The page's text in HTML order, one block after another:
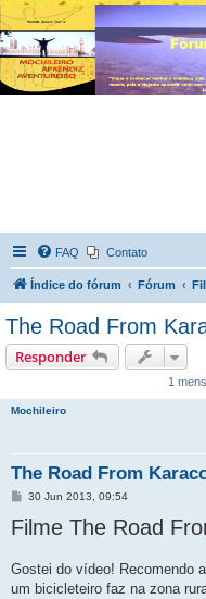
FAQ Contato
Índice do fórum Fórum
The Road From
Responder
1
Mochileiro
The Road From
M
n
s
e
m
30 Jun 2013, 09:54
Filme The Road
Gostei do vídeo! Recomendo
um bicicleteiro faz na zona